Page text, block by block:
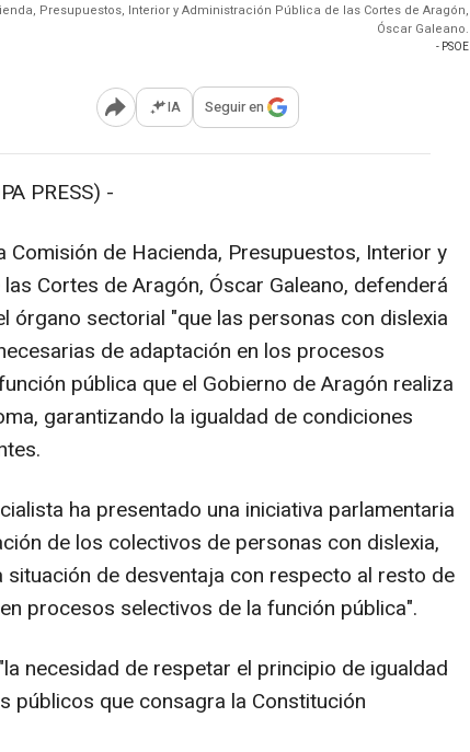
Presupuestos, Interior y Administración Pública de las Cortes de Aragón,
Óscar Galeano.
- PSOE
Abrir opciones para compartir
IA Seguir en
PRESS) -
Comisión de Hacienda, Presupuestos, Interior y
Cortes de Aragón, Óscar Galeano, defenderá
órgano sectorial "que las personas con dislexia
de adaptación en los procesos
pública que el Gobierno de Aragón realiza
garantizando la igualdad de condiciones
ha presentado una iniciativa parlamentaria
de los colectivos de personas con dislexia,
situación de desventaja con respecto al resto de
procesos selectivos de la función pública".
necesidad de respetar el principio de igualdad
públicos que consagra la Constitución